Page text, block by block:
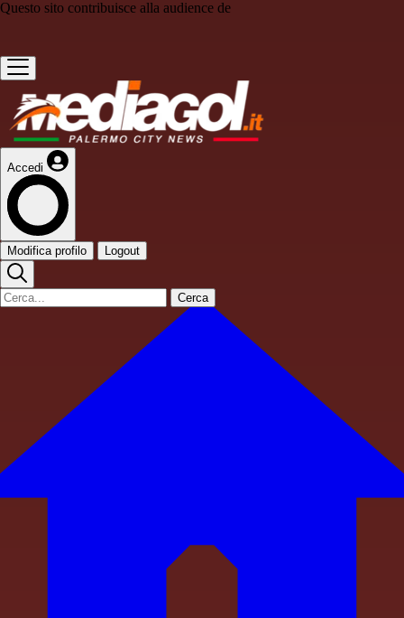
Questo sito contribuisce alla audience de
Accedi
Modifica profilo Logout
Cerca